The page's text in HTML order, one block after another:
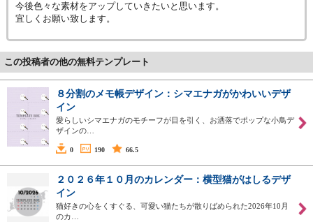
今後色々な素材をアップしていきたいと思います。
宜しくお願い致します。
この投稿者の他の無料テンプレート
８分割のメモ帳デザイン：シマエナガがかわいいデザ
イン
愛らしいシマエナガのモチーフが目を引く、お洒落でポップな小鳥デ
ザインの…
0 190 66.5
２０２６年１０月のカレンダー：横型猫がはしるデザ
イン
猫好きの心をくすぐる、可愛い猫たちが散りばめられた2026年10月
のカ…